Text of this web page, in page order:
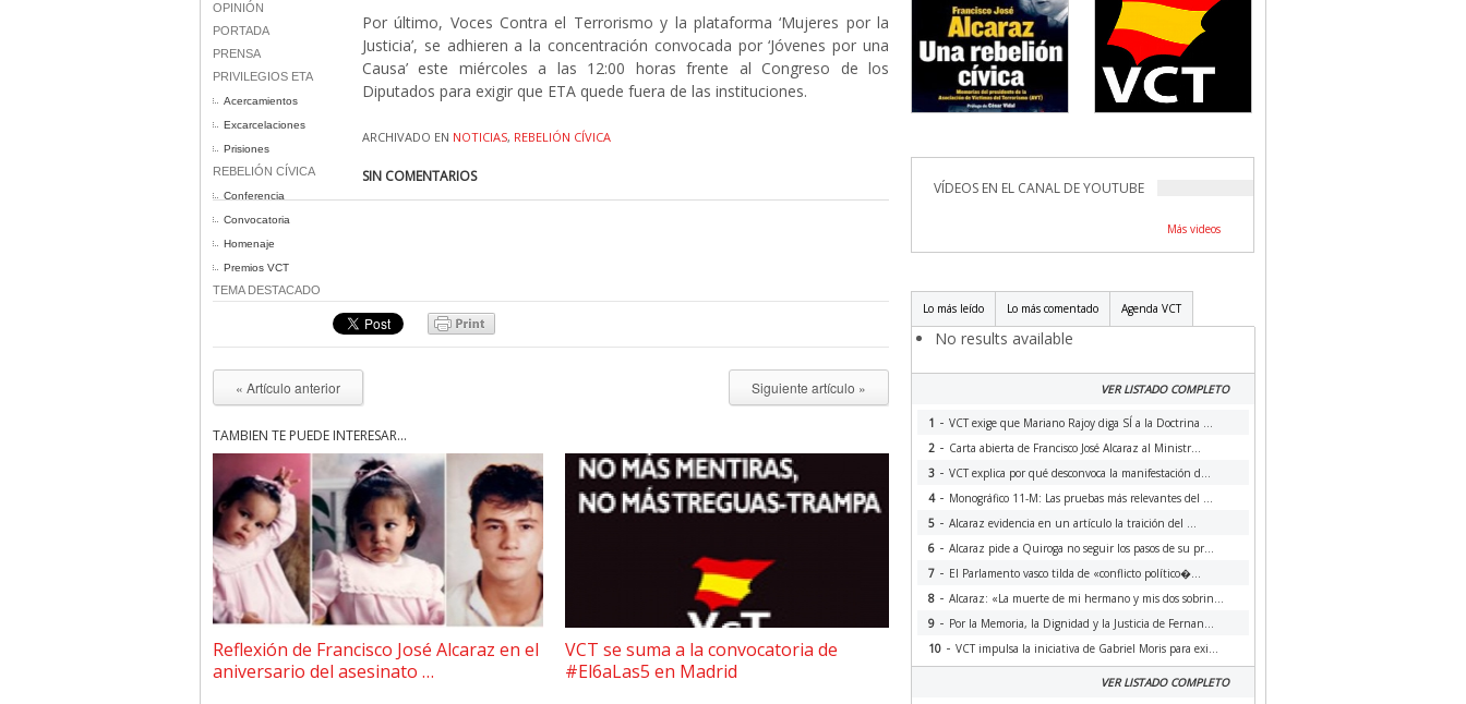
OPINIÓN
PORTADA
PRENSA
PRIVILEGIOS ETA
Acercamientos
Excarcelaciones
Prisiones
REBELIÓN CÍVICA
Conferencia
Convocatoria
Homenaje
Premios VCT
TEMA DESTACADO
Por último, Voces Contra el Terrorismo y la plataforma ‘Mujeres por la
Justicia’, se adhieren a la concentración convocada por ‘Jóvenes por una
Causa’ este miércoles a las 12:00 horas frente al Congreso de los
Diputados para exigir que ETA quede fuera de las instituciones.
ARCHIVADO EN NOTICIAS, REBELIÓN CÍVICA
« Artículo anterior Siguiente artículo »
TAMBIÉN TE PUEDE INTERESAR...
Reflexión de Francisco José Alcaraz en el
aniversario del asesinato …
VCT se suma a la convocatoria de
#El6aLas5 en Madrid
SIN COMENTARIOS
VÍDEOS EN EL CANAL DE YOUTUBE
Más videos
Lo más leído Lo más comentado Agenda VCT
No results available
VER LISTADO COMPLETO
1 - VCT exige que Mariano Rajoy diga SÍ a la Doctrina ...
2 - Carta abierta de Francisco José Alcaraz al Ministr...
3 - VCT explica por qué desconvoca la manifestación d...
4- Monográfico 11-M: Las pruebas más relevantes del ...
5 - Alcaraz evidencia en un artículo la traición del ...
6 - Alcaraz pide a Quiroga no seguir los pasos de su pr...
7 - El Parlamento vasco tilda de «conflicto político�...
8 - Alcaraz: «La muerte de mi hermano y mis dos sobrin...
9 - Por la Memoria, la Dignidad y la Justicia de Fernan...
10 - VCT impulsa la iniciativa de Gabriel Moris para exi...
VER LISTADO COMPLETO